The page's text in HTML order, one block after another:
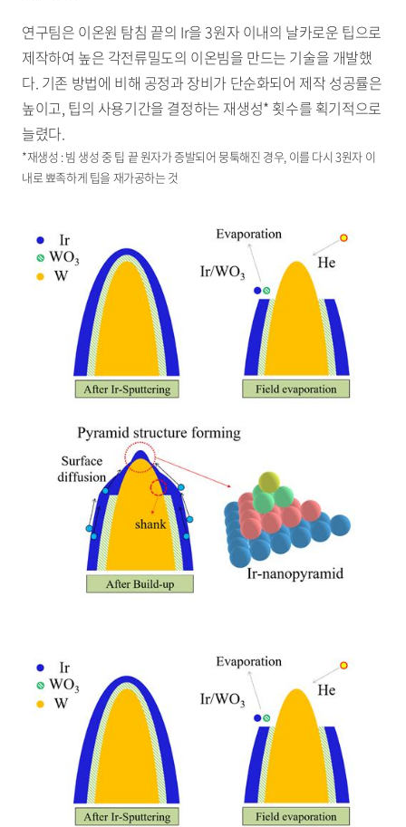
연구팀은 이온원 탐침 끝의 Ir을 3원자 이내의 날카로운 팁으로
제작하여 높은 각전류밀도의 이온빔을 만드는 기술을 개발했
다. 기존 방법에 비해 공정과 장비가 단순화되어 제작 성공률은
높이고, 팁의 사용기간을 결정하는 재생성* 횟수를 획기적으로
늘렸다.
*재생성 : 빔 생성 중 팁 끝 원자가 증발되어 뭉툭해진 경우, 이를 다시 3원자 이
내로 뾰족하게 팁을 재가공하는 것